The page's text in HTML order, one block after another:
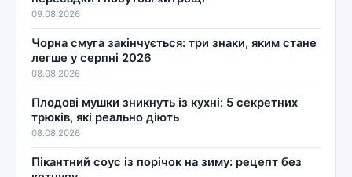
09.08.2026
Чорна смуга закінчується: три знаки, яким стане
легше у серпні 2026
08.08.2026
Плодові мушки зникнуть із кухні: 5 секретних
трюків, які реально діють
08.08.2026
Пікантний соус із порічок на зиму: рецепт без